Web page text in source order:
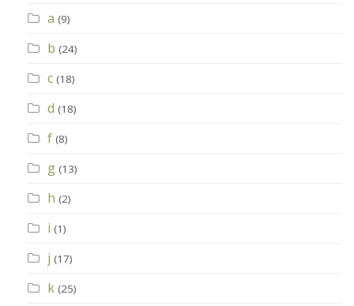
a (9)
b (24)
c (18)
d (18)
f (8)
g (13)
h (2)
i (1)
j (17)
k (25)